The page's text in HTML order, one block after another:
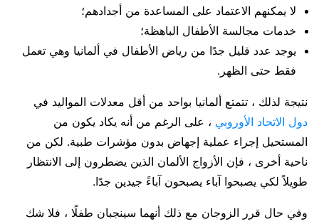
لا يمكنهم الاعتماد على المساعدة من أجدادهم؛
خدمات مجالسة الأطفال الباهظة؛
يوجد عدد قليل جدًا من رياض الأطفال في ألمانيا وهي تعمل
فقط حتى الظهر.
نتيجة لذلك ، تتمتع ألمانيا بواحد من أقل معدلات المواليد في
دول الاتحاد الأوروبي ، على الرغم من أنه يكاد يكون من
المستحيل إجراء عملية إجهاض بدون مؤشرات طبية. لكن من
ناحية أخرى ، فإن الأزواج الألمان الذين يضطرون إلى الانتظار
طويلاً لكي يصبحوا آباء يصبحون آباءً جيدين جدًا.
وفي حال قرر الزوجان مع ذلك أنهما سينجبان طفلًا ، فلا شك